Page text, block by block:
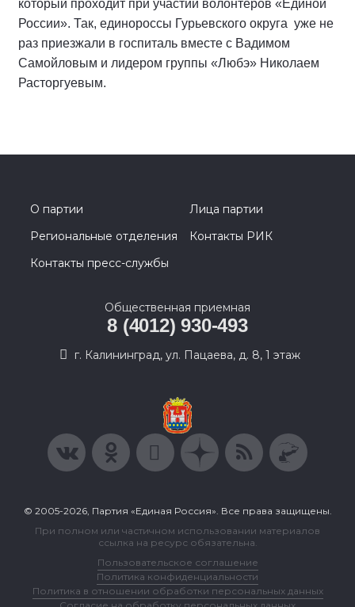
который проходит при участии волонтёров «Единой
России». Так, единороссы Гурьевского округа уже не
раз приезжали в госпиталь вместе с Вадимом
Самойловым и лидером группы «Любэ» Николаем
Расторгуевым.
О партии
Лица партии
Региональные отделения
Контакты РИК
Контакты пресс-службы
Общественная приемная
8 (4012) 930-493
г. Калининград, ул. Пацаева, д. 8, 1 этаж
© 2005-2026, Партия «Единая Россия». Все права защищены.
При полном или частичном использовании материалов
ссылка на ресурс обязательна.
Пользовательское соглашение
Политика конфиденциальности
Политика в отношении обработки персональных данных
Согласие на обработку персональных данных